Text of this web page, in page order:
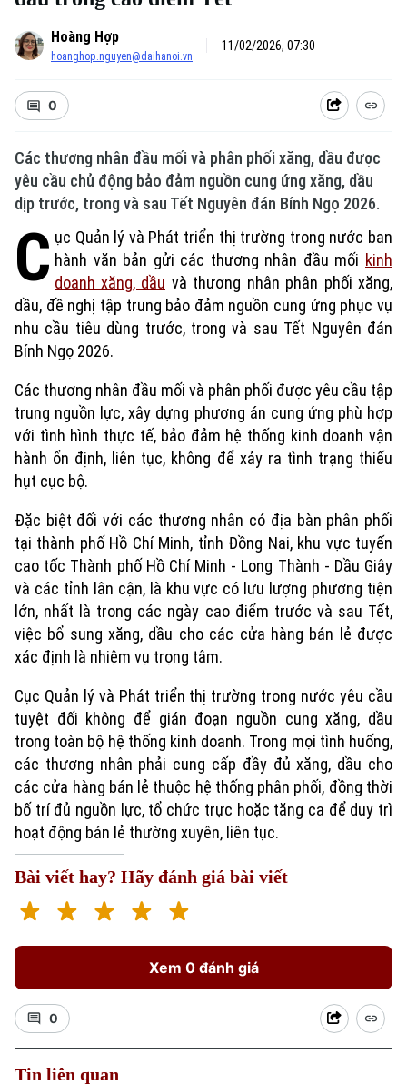
Xu hướng
Hoàng Hợp
hoanghop.nguyen@daihanoi.vn
11/02/2026, 07:30
0
Các thương nhân đầu mối và phân phối xăng, dầu được
yêu cầu chủ động bảo đảm nguồn cung ứng xăng, dầu
dịp trước, trong và sau Tết Nguyên đán Bính Ngọ 2026.
C ục Quản lý và Phát triển thị trường trong nước ban
hành văn bản gửi các thương nhân đầu mối kinh
doanh xăng, dầu và thương nhân phân phối xăng,
dầu, đề nghị tập trung bảo đảm nguồn cung ứng phục vụ
nhu cầu tiêu dùng trước, trong và sau Tết Nguyên đán
Bính Ngọ 2026.
Các thương nhân đầu mối và phân phối được yêu cầu tập
trung nguồn lực, xây dựng phương án cung ứng phù hợp
với tình hình thực tế, bảo đảm hệ thống kinh doanh vận
hành ổn định, liên tục, không để xảy ra tình trạng thiếu
hụt cục bộ.
Đặc biệt đối với các thương nhân có địa bàn phân phối
tại thành phố Hồ Chí Minh, tỉnh Đồng Nai, khu vực tuyến
cao tốc Thành phố Hồ Chí Minh - Long Thành - Dầu Giây
và các tỉnh lân cận, là khu vực có lưu lượng phương tiện
lớn, nhất là trong các ngày cao điểm trước và sau Tết,
việc bổ sung xăng, dầu cho các cửa hàng bán lẻ được
xác định là nhiệm vụ trọng tâm.
Cục Quản lý và Phát triển thị trường trong nước yêu cầu
tuyệt đối không để gián đoạn nguồn cung xăng, dầu
trong toàn bộ hệ thống kinh doanh. Trong mọi tình huống,
các thương nhân phải cung cấp đầy đủ xăng, dầu cho
các cửa hàng bán lẻ thuộc hệ thống phân phối, đồng thời
bố trí đủ nguồn lực, tổ chức trực hoặc tăng ca để duy trì
hoạt động bán lẻ thường xuyên, liên tục.
Bài viết hay? Hãy đánh giá bài viết
Xem 0 đánh giá
0
Tin liên quan